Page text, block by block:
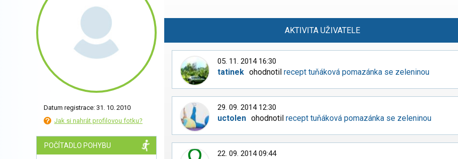
Datum registrace: 31. 10. 2010
Jak si nahrát profilovou fotku?
POČÍTADLO POHYBU
AKTIVITA UŽIVATELE
05. 11. 2014 16:30
tatinek ohodnotilrecept tuňáková pomazánka se zeleninou
29. 09. 2014 12:30
uctolen ohodnotilrecept tuňáková pomazánka se zeleninou
22. 09. 2014 09:44